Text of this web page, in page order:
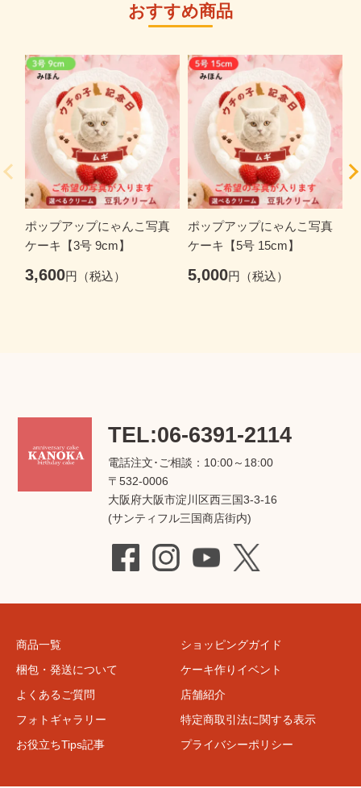
おすすめ商品
ポップアップにゃんこ写真
ケーキ【3号 9cm】
3,600
ポップアップにゃんこ写真
ケーキ【5号 15cm】
5,000
TEL:06-6391-2114
電話注文･ご相談：10:00～18:00
〒532-0006
大阪府大阪市淀川区西三国3-3-16
(サンティフル三国商店街内)
商品一覧
梱包・発送について
よくあるご質問
フォトギャラリー
お役立ちTips記事
ショッピングガイド
ケーキ作りイベント
店舗紹介
特定商取引法に関する表示
プライバシーポリシー